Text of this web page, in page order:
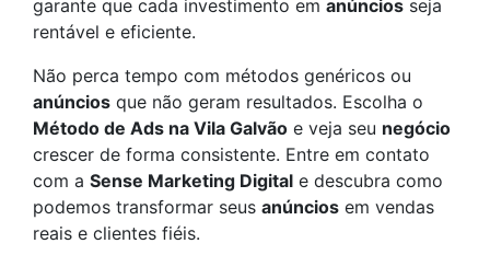
garante que cada investimento em anúncios seja
rentável e eficiente.
Não perca tempo com métodos genéricos ou
anúncios que não geram resultados. Escolha o
Método de Ads na Vila Galvão e veja seu negócio
crescer de forma consistente. Entre em contato
com a Sense Marketing Digital e descubra como
podemos transformar seus anúncios em vendas
reais e clientes fiéis.